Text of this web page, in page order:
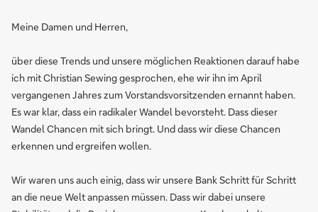
Meine Damen und Herren,
über diese Trends und unsere möglichen Reaktionen darauf habe
ich mit Christian Sewing gesprochen, ehe wir ihn im April
vergangenen Jahres zum Vorstandsvorsitzenden ernannt haben.
Es war klar, dass ein radikaler Wandel bevorsteht. Dass dieser
Wandel Chancen mit sich bringt. Und dass wir diese Chancen
erkennen und ergreifen wollen.
Wir waren uns auch einig, dass wir unsere Bank Schritt für Schritt
an die neue Welt anpassen müssen. Dass wir dabei unsere